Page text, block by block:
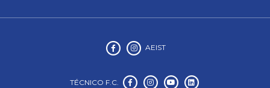
AEIST
TÉCNICO F.C.